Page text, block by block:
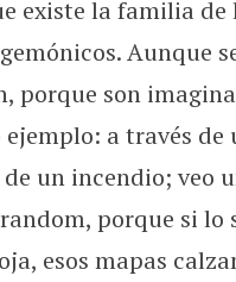
existe la familia de
Aunque
porque son
a través de
un incendio; veo
porque si lo
esos mapas